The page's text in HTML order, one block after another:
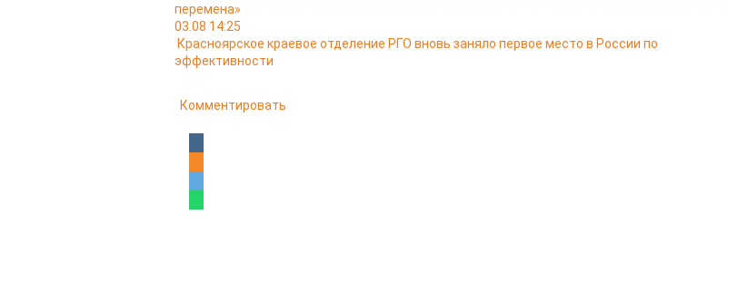
перемена»
03.08 14:25
Красноярское краевое отделение РГО вновь заняло первое место в России по
эффективности
Комментировать